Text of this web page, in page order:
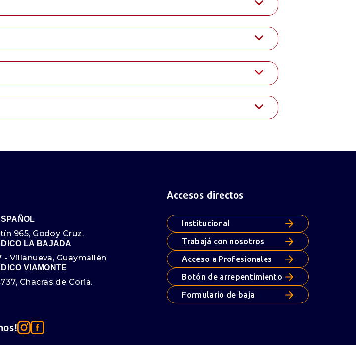
965, Godoy Cruz.
LA BAJADA
- Villanueva, Guaymallén
VIAMONTE
Chacras de Coria.
Accesos directos
Institucional
Trabajá con nosotros
Acceso a Profesionales
Botón de arrepentimiento
Formulario de baja